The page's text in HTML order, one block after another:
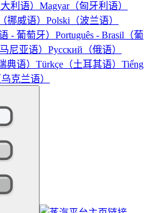
利语） Magyar（匈牙利语）
挪威语） Polski（波兰语）
- 葡萄牙） Português - Brasil（葡
尼亚语） Русский（俄语）
典语） Türkçe（土耳其语） Tiếng
克兰语）